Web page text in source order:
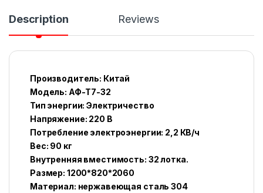
Description Reviews
Производитель: Китай
Модель: АФ-Т7-32
Тип энергии: Электричество
Напряжение: 220 В
Потребление электроэнергии: 2,2 КВ/ч
Вес: 90 кг
Внутренняя вместимость: 32 лотка.
Размер: 1200*820*2060
Материал: нержавеющая сталь 304